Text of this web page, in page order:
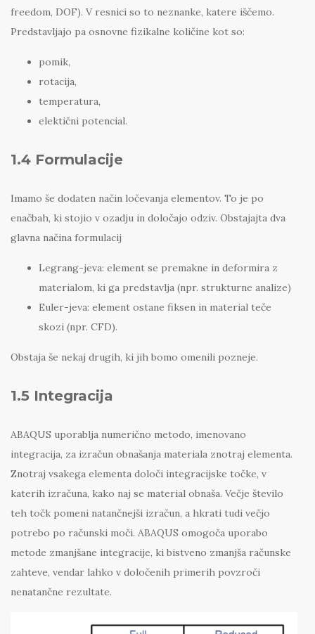
freedom, DOF). V resnici so to neznanke, katere iščemo.
Predstavljajo pa osnovne fizikalne količine kot so:
pomik,
rotacija,
temperatura,
elektični potencial.
1.4 Formulacije
Imamo še dodaten način ločevanja elementov. To je po
enačbah, ki stojio v ozadju in določajo odziv. Obstajajta dva
glavna načina formulacij
Legrang-jeva: element se premakne in deformira z
materialom, ki ga predstavlja (npr. strukturne analize)
Euler-jeva: element ostane fiksen in material teče
skozi (npr. CFD).
Obstaja še nekaj drugih, ki jih bomo omenili pozneje.
1.5 Integracija
ABAQUS uporablja numerično metodo, imenovano
integracija, za izračun obnašanja materiala znotraj elementa.
Znotraj vsakega elementa določi integracijske točke, v
katerih izračuna, kako naj se material obnaša. Večje število
teh točk pomeni natančnejši izračun, a hkrati tudi večjo
potrebo po računski moči. ABAQUS omogoča uporabo
metode zmanjšane integracije, ki bistveno zmanjša računske
zahteve, vendar lahko v določenih primerih povzroči
nenatančne rezultate.